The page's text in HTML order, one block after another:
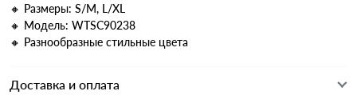
🔸 Размеры: S/M, L/XL
🔸 Модель: WTSC90238
🔸 Разнообразные стильные цвета
Доставка и оплата